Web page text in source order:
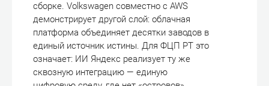
сборке. Volkswagen совместно с AWS
демонстрирует другой слой: облачная
платформа объединяет десятки заводов в
единый источник истины. Для ФЦП РТ это
означает: ИИ Яндекс реализует ту же
сквозную интеграцию — единую